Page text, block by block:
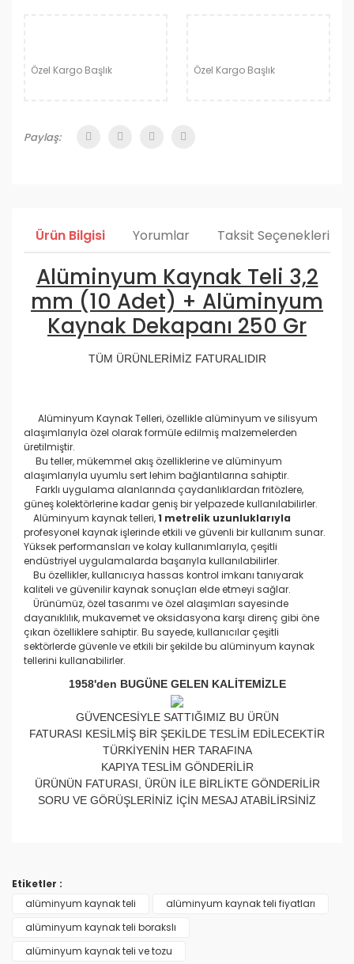
Özel Kargo Başlık Özel Kargo Başlık
Paylaş:
Ürün Bilgisi Yorumlar Taksit Seçenekleri
Alüminyum Kaynak Teli 3,2
mm (10 Adet) + Alüminyum
Kaynak Dekapanı 250 Gr
TÜM ÜRÜNLERİMİZ FATURALIDIR
Alüminyum Kaynak Telleri, özellikle alüminyum ve silisyum
alaşımlarıyla özel olarak formüle edilmiş malzemelerden
üretilmiştir.
Bu teller, mükemmel akış özelliklerine ve alüminyum
alaşımlarıyla uyumlu sert lehim bağlantılarına sahiptir.
Farklı uygulama alanlarında çaydanlıklardan fritözlere,
güneş kolektörlerine kadar geniş bir yelpazede kullanılabilirler.
Alüminyum kaynak telleri,1 metrelik uzunluklarıyla
profesyonel kaynak işlerinde etkili ve güvenli bir kullanım sunar.
Yüksek performansları ve kolay kullanımlarıyla, çeşitli
endüstriyel uygulamalarda başarıyla kullanılabilirler.
Bu özellikler, kullanıcıya hassas kontrol imkanı tanıyarak
kaliteli ve güvenilir kaynak sonuçları elde etmeyi sağlar.
Ürünümüz, özel tasarımı ve özel alaşımları sayesinde
dayanıklılık, mukavemet ve oksidasyona karşı direnç gibi öne
çıkan özelliklere sahiptir. Bu sayede, kullanıcılar çeşitli
sektörlerde güvenle ve etkili bir şekilde bu alüminyum kaynak
tellerini kullanabilirler.
1958'den BUGÜNE GELEN KALİTEMİZLE
GÜVENCESİYLE SATTIĞIMIZ BU ÜRÜN
FATURASI KESİLMİŞ BİR ŞEKİLDE TESLİM EDİLECEKTİR
TÜRKİYENİN HER TARAFINA
KAPIYA TESLİM GÖNDERİLİR
ÜRÜNÜN FATURASI, ÜRÜN İLE BİRLİKTE GÖNDERİLİR
SORU VE GÖRÜŞLERİNİZ İÇİN MESAJ ATABİLİRSİNİZ
Yorum Yaz
formunu kullanarak tarafımıza iletebilirsiniz.
Ürün resmi kalitesiz, bozuk veya görüntülenemiyor.
Ürün açıklamasında eksik bilgiler bulunuyor.
Etiketler :
alüminyum kaynak teli
alüminyum kaynak teli fiyatları
alüminyum kaynak teli borakslı
alüminyum kaynak teli ve tozu